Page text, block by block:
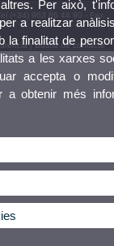
(+34) 963 86 44 90 - Fax
|Bústia de contacte
Per això,
a realitzar
la finalitat de
a les xarxes
accepta o
a obtenir més